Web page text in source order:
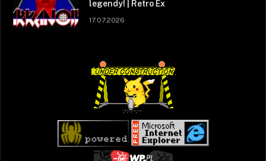
legendy! | Retro Ex
17.07.2026